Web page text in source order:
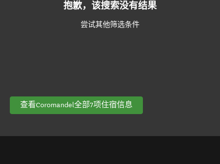
抱歉，该搜索没有结果
尝试其他筛选条件
查看Coromandel全部7项住宿信息